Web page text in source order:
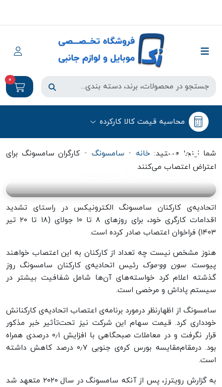
0
محاسبه قیمت کالا کارکرده
شما اینجا هستید: خانه-سامسونگ-کارگران سامسونگ برای
اعتراض اعتصاب می‌کنند
سامسونگ
کارگران سامسونگ برای اعتراض اعتصاب
می‌کنند
اتحادیه‌ی کارکنان سامسونگ الکترونیکس در راستای تشدید
اقدامات کارگری خود، برای روزهای ۸ تا ۱۰ جولای (۱۸ تا ۲۰ تیر
۱۴۰۳) فراخوان اعتصاب صادر کرده است.
هنوز مشخص نیست چه تعداد از کارکنان به این اعتصاب خواهند
پیوست.سون وو-موک رئیس اتحادیه‌‌ی کارکنان سامسونگ روز
گذشته اعلام کرد خواسته‌های آن‌ها شامل شفافیت بیشتر در
سیستم پاداش و مرخصی است.
سامسونگ از اظهارنظر درمورد برنامه‌ی اعتصاب اتحادیه‌ی کارکنانش
خودداری کرد. قیمت سهام این شرکت نیز تحت‌تأثیر خبر مذکور
قرار نگرفت و در معاملات صبحگاهی با افزایش ۰٫۱ درصدی همراه
بود. درمقام‌مقایسه بورس کره‌ی جنوبی ۰٫۷ درصد کاهش داشته
است.
به‌ گزارش رویترز، پس‌ از آنکه سامسونگ در سال ۲۰۲۰ متعهد شد